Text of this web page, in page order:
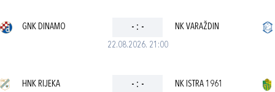
22.08.2026. 21:00
GNK DINAMO - : - NK VARAŽDIN
HNK RIJEKA - : - NK ISTRA 1961